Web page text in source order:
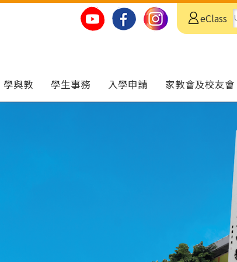
eClass
學與教 學生事務 入學申請 家教會及校友會